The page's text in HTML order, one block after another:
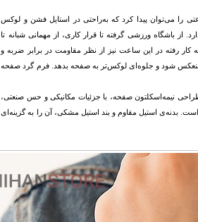
را می‌توان پیدا کرد که به‌راحتی در استایل فشن و لوکس
از باشگاه ورزشی گرفته تا قرار کاری، از مهمانی شبانه تا
رفته در این ساعت نیز از نظر مقاومت در برابر ضربه و
شود و جلوه‌ای لوکس‌تر به صفحه بدهد. فرم گرد صفحه
نیمه‌اسکلتون صفحه، با جزئیات مکانیکی و حس صنعتی،
بدنه‌ی استیل مقاوم و بند استیل مشکی، آن را به گزینه‌ای